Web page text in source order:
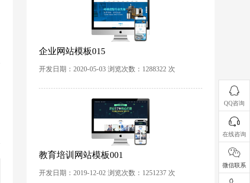
企业网站模板015
开发日期：2020-05-03 浏览次数：1288322 次
教育培训网站模板001
开发日期：2019-12-02 浏览次数：1251237 次
QQ咨询
在线咨询
微信联系